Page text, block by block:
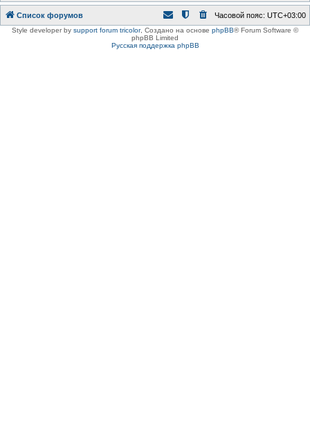
Список форумов Часовой пояс: UTC+03:00
Style developer by support forum tricolor, Создано на основе phpBB® Forum Software ©
phpBB Limited
Русская поддержка phpBB